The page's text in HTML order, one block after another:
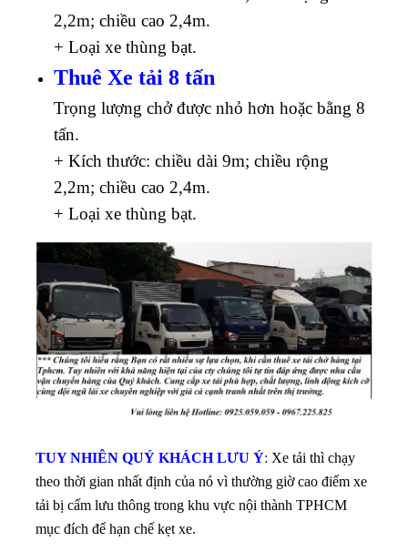
2,2m; chiều cao 2,4m.
+ Loại xe thùng bạt.
Thuê Xe tải 8 tấn
Trọng lượng chở được nhỏ hơn hoặc bằng 8
tấn.
+ Kích thước: chiều dài 9m; chiều rộng
2,2m; chiều cao 2,4m.
+ Loại xe thùng bạt.
TUY NHIÊN QUÝ KHÁCH LƯU Ý: Xe tải thì chạy
theo thời gian nhất định của nó vì thường giờ cao điểm xe
tải bị cấm lưu thông trong khu vực nội thành TPHCM
mục đích để hạn chế kẹt xe.